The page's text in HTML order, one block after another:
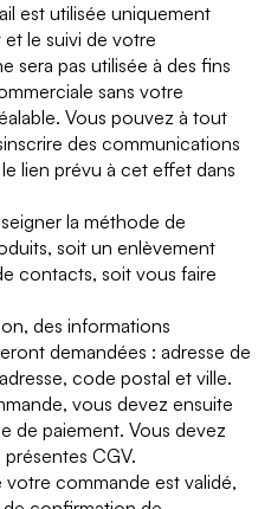
est utilisée uniquement
le suivi de votre
sera pas utilisée à des fins
sans votre
Vous pouvez à tout
des communications
lien prévu à cet effet dans
la méthode de
soit un enlèvement
contacts, soit vous faire
des informations
demandées : adresse de
code postal et ville.
vous devez ensuite
de paiement. Vous devez
CGV.
commande est validé,